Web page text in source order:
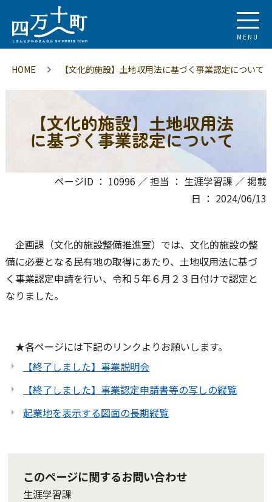
MENU
HOME 【文化的施設】土地収用法に基づく事業認定について
【文化的施設】土地収用法
に基づく事業認定について
ページID ： 10996 ／ 担当 ： 生涯学習課 ／ 掲載
日 ： 2024/06/13
企画課（文化的施設整備推進室）では、文化的施設の整
備に必要となる民有地の取得にあたり、土地収用法に基づ
く事業認定申請を行い、令和５年６月２３日付けで認定と
なりました。
★各ページには下記のリンクよりお願いします。
【終了しました】事業説明会
【終了しました】事業認定申請書等の写しの縦覧
起業地を表示する図面の長期縦覧
このページに関するお問い合わせ
生涯学習課